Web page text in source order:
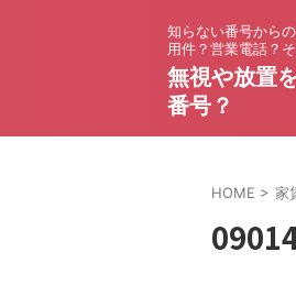
知らない番号から
用件？営業電話？
無視や放置
番号？
HOME > 家